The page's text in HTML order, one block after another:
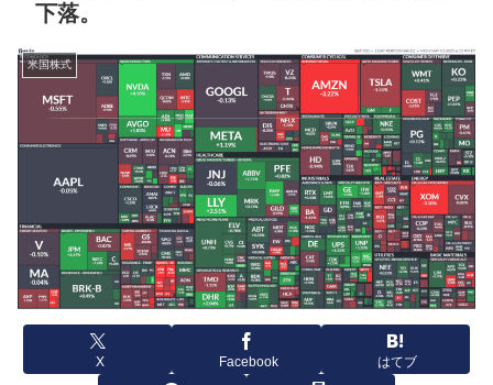
下落。
米国株式
X Facebook はてブ